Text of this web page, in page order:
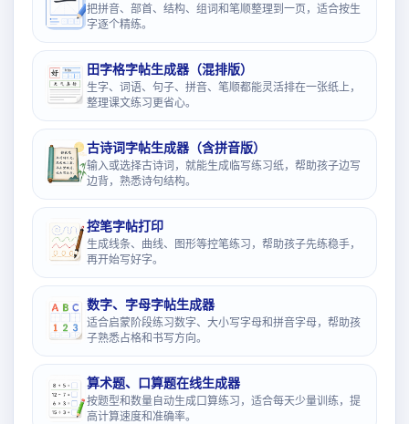
把拼音、部首、结构、组词和笔顺整理到一页，适合按生
字逐个精练。
田字格字帖生成器（混排版）
生字、词语、句子、拼音、笔顺都能灵活排在一张纸上，
整理课文练习更省心。
古诗词字帖生成器（含拼音版）
输入或选择古诗词，就能生成临写练习纸，帮助孩子边写
边背，熟悉诗句结构。
控笔字帖打印
生成线条、曲线、图形等控笔练习，帮助孩子先练稳手，
再开始写好字。
数字、字母字帖生成器
适合启蒙阶段练习数字、大小写字母和拼音字母，帮助孩
子熟悉占格和书写方向。
算术题、口算题在线生成器
按题型和数量自动生成口算练习，适合每天少量训练，提
高计算速度和准确率。